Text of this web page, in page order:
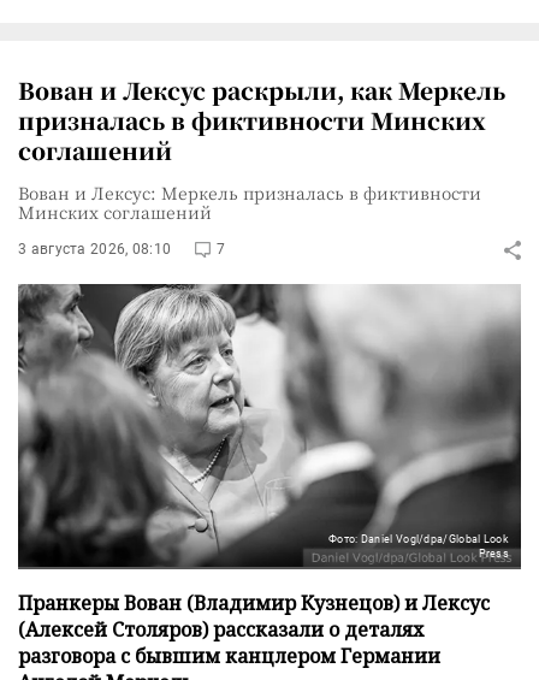
Вован и Лексус раскрыли, как Меркель
призналась в фиктивности Минских
соглашений
Вован и Лексус: Меркель призналась в фиктивности
Минских соглашений
3 августа 2026, 08:10 7
Фото: Daniel Vogl/dpa/Global Look
Press
Пранкеры Вован (Владимир Кузнецов) и Лексус
(Алексей Столяров) рассказали о деталях
разговора с бывшим канцлером Германии